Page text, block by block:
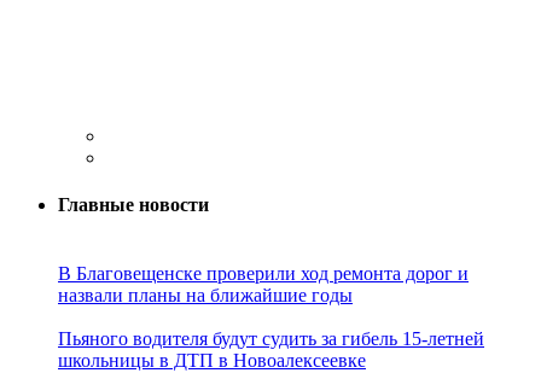
Главные новости
В Благовещенске проверили ход ремонта дорог и
назвали планы на ближайшие годы
Пьяного водителя будут судить за гибель 15-летней
школьницы в ДТП в Новоалексеевке